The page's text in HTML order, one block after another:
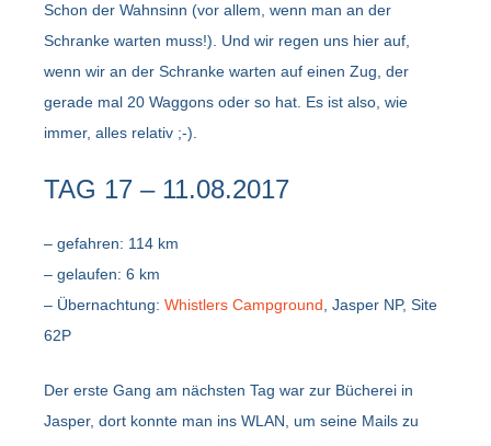
Schon der Wahnsinn (vor allem, wenn man an der
Schranke warten muss!). Und wir regen uns hier auf,
wenn wir an der Schranke warten auf einen Zug, der
gerade mal 20 Waggons oder so hat. Es ist also, wie
immer, alles relativ ;-).
TAG 17 – 11.08.2017
– gefahren: 114 km
– gelaufen: 6 km
– Übernachtung: Whistlers Campground , Jasper NP, Site
62P
Der erste Gang am nächsten Tag war zur Bücherei in
Jasper, dort konnte man ins WLAN, um seine Mails zu